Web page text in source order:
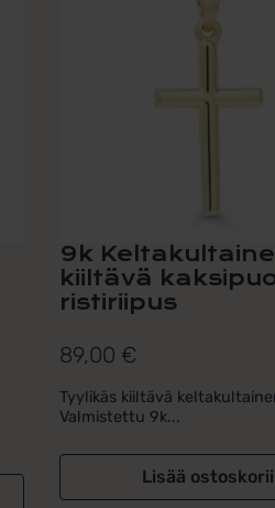
9k
kiiltävä
ristiriipus
89,00 €
Tyylikäs kiiltävä
Valmistettu 9k...
Lisää